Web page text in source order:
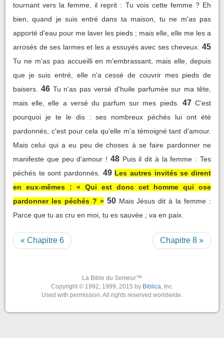
tournant vers la femme, il reprit : Tu vois cette femme ? Eh
bien, quand je suis entré dans ta maison, tu ne m'as pas
apporté d'eau pour me laver les pieds ; mais elle, elle me les a
arrosés de ses larmes et les a essuyés avec ses cheveux. 45
Tu ne m'as pas accueilli en m'embrassant, mais elle, depuis
que je suis entré, elle n'a cessé de couvrir mes pieds de
baisers.
46 Tu n'as pas versé d'huile parfumée sur ma tête,
mais elle, elle a versé du parfum sur mes pieds.
47 C'est
pourquoi je te le dis : ses nombreux péchés lui ont été
pardonnés, c'est pour cela qu'elle m'a témoigné tant d'amour.
Mais celui qui a eu peu de choses à se faire pardonner ne
manifeste que peu d'amour ! 48 Puis il dit à la femme : Tes
péchés te sont pardonnés.
49 Les autres invités se dirent
en eux-mêmes : « Qui est donc cet homme qui ose
pardonner les péchés ? » 50 Mais Jésus dit à la femme :
Parce que tu as cru en moi, tu es sauvée ; va en paix.
« Chapitre 6 Chapitre 8 »
La Bible du Semeur™
Copyright © 1992, 1999, 2015 by Biblica, Inc.
Used with permission. All rights reserved worldwide.